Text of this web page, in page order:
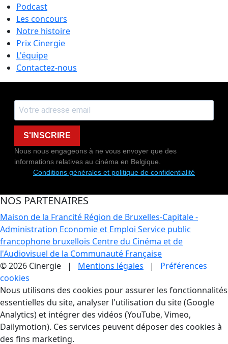
Podcast
Les concours
Notre histoire
Prix Cinergie
L'équipe
Contactez-nous
S'INSCRIRE
Nous nous engageons à ne vous envoyer que des
informations relatives au cinéma en Belgique.
Conditions générales et politique de confidentialité
NOS PARTENAIRES
Maison de la Francité Région de Bruxelles-Capitale -
Administration Economie et Emploi Service public
francophone bruxellois Centre du Cinéma et de
l'Audiovisuel de la Communauté Française
© 2026 Cinergie | Mentions légales | Préférences
cookies
Gestion des Cookies
Nous utilisons des cookies pour assurer les fonctionnalités
essentielles du site, analyser l'utilisation du site (Google
Analytics) et intégrer des vidéos (YouTube, Vimeo,
Dailymotion). Ces services peuvent déposer des cookies à
des fins marketing.